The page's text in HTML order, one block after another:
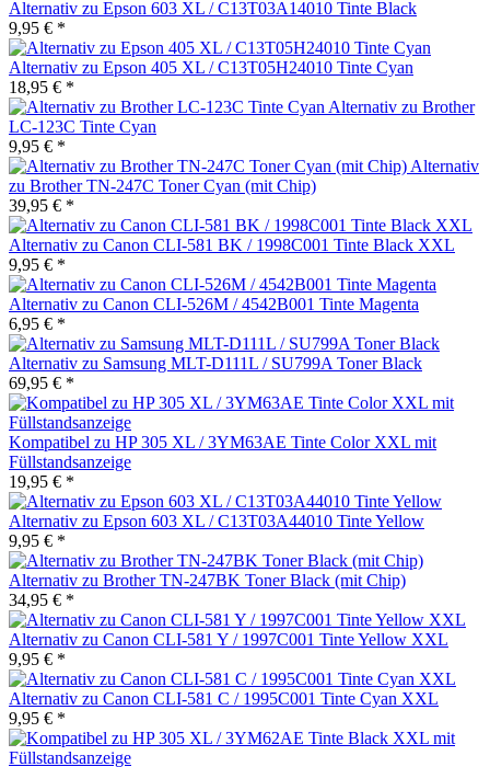
Alternativ zu Epson 603 XL / C13T03A14010 Tinte Black
9,95 € *
Alternativ zu Epson 405 XL / C13T05H24010 Tinte Cyan
18,95 € *
Alternativ zu Brother
LC-123C Tinte Cyan
9,95 € *
Alternativ
zu Brother TN-247C Toner Cyan (mit Chip)
39,95 € *
Alternativ zu Canon CLI-581 BK / 1998C001 Tinte Black XXL
9,95 € *
Alternativ zu Canon CLI-526M / 4542B001 Tinte Magenta
6,95 € *
Alternativ zu Samsung MLT-D111L / SU799A Toner Black
69,95 € *
Kompatibel zu HP 305 XL / 3YM63AE Tinte Color XXL mit
Füllstandsanzeige
19,95 € *
Alternativ zu Epson 603 XL / C13T03A44010 Tinte Yellow
9,95 € *
Alternativ zu Brother TN-247BK Toner Black (mit Chip)
34,95 € *
Alternativ zu Canon CLI-581 Y / 1997C001 Tinte Yellow XXL
9,95 € *
Alternativ zu Canon CLI-581 C / 1995C001 Tinte Cyan XXL
9,95 € *